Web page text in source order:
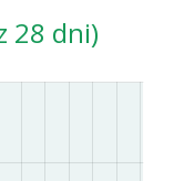
28 dni)